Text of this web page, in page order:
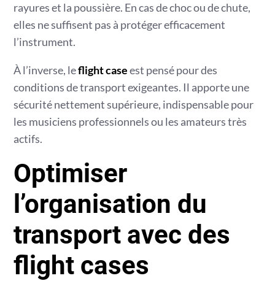
rayures et la poussière. En cas de choc ou de chute,
elles ne suffisent pas à protéger efficacement
l’instrument.
À l’inverse, leflight caseest pensé pour des
conditions de transport exigeantes. Il apporte une
sécurité nettement supérieure, indispensable pour
les musiciens professionnels ou les amateurs très
actifs.
Optimiser
l’organisation du
transport avec des
flight cases